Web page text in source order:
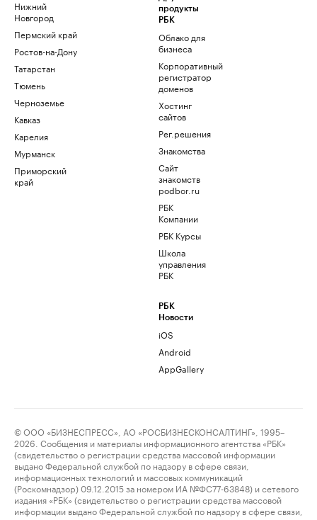
Нижний
Новгород
Пермский край
Ростов-на-Дону
Татарстан
Тюмень
Черноземье
Кавказ
Карелия
Мурманск
Приморский
край
продукты
РБК
Облако для
бизнеса
Корпоративный
регистратор
доменов
Хостинг
сайтов
Рег.решения
Знакомства
Сайт
знакомств
podbor.ru
РБК
Компании
РБК Курсы
Школа
управления
РБК
РБК
Новости
iOS
Android
AppGallery
© ООО «БИЗНЕСПРЕСС», АО «РОСБИЗНЕСКОНСАЛТИНГ», 1995–
2026. Сообщения и материалы информационного агентства «РБК»
(свидетельство о регистрации средства массовой информации
выдано Федеральной службой по надзору в сфере связи,
информационных технологий и массовых коммуникаций
(Роскомнадзор) 09.12.2015 за номером ИА №ФС77-63848) и сетевого
издания «РБК» (свидетельство о регистрации средства массовой
информации выдано Федеральной службой по надзору в сфере связи,